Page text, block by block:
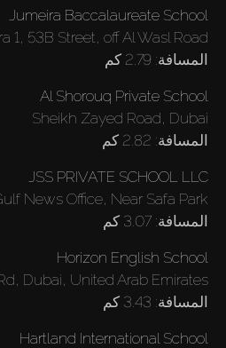
Jumeira Baccalaureate School
1, 53B Street, off Al Wasl Road
المسافة: 2.79 كم
Al Shorouq Private School
Sheikh Zayed Road, Dubai
المسافة: 2.82 كم
JSS PRIVATE SCHOOL LLC
News Office, Near Safa Park
المسافة: 3.07 كم
Horizon English School
Dubai, United Arab Emirates
المسافة: 3.43 كم
Hartland International School